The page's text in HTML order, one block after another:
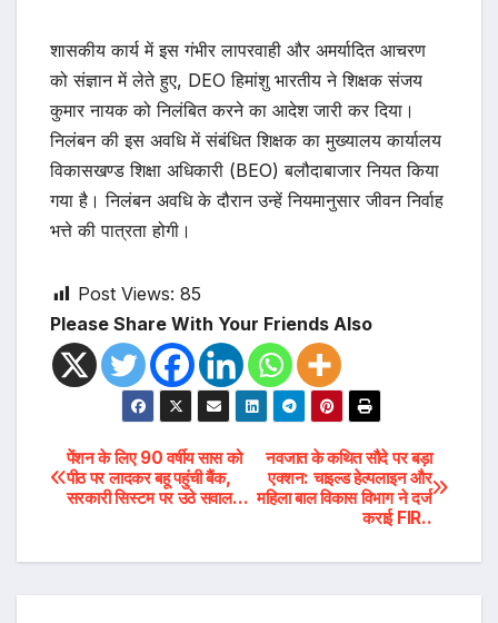
शासकीय कार्य में इस गंभीर लापरवाही और अमर्यादित आचरण
को संज्ञान में लेते हुए, DEO हिमांशु भारतीय ने शिक्षक संजय
कुमार नायक को निलंबित करने का आदेश जारी कर दिया।
निलंबन की इस अवधि में संबंधित शिक्षक का मुख्यालय कार्यालय
विकासखण्ड शिक्षा अधिकारी (BEO) बलौदाबाजार नियत किया
गया है। निलंबन अवधि के दौरान उन्हें नियमानुसार जीवन निर्वाह
भत्ते की पात्रता होगी।
Post Views: 85
Please Share With Your Friends Also
Post
navigation
नवजात के कथित सौदे पर बड़ा
एक्शन: चाइल्ड हेल्पलाइन और
महिला बाल विकास विभाग ने दर्ज
कराई FIR..
पेंशन के लिए 90 वर्षीय सास को
पीठ पर लादकर बहू पहुंची बैंक,
सरकारी सिस्टम पर उठे सवाल…